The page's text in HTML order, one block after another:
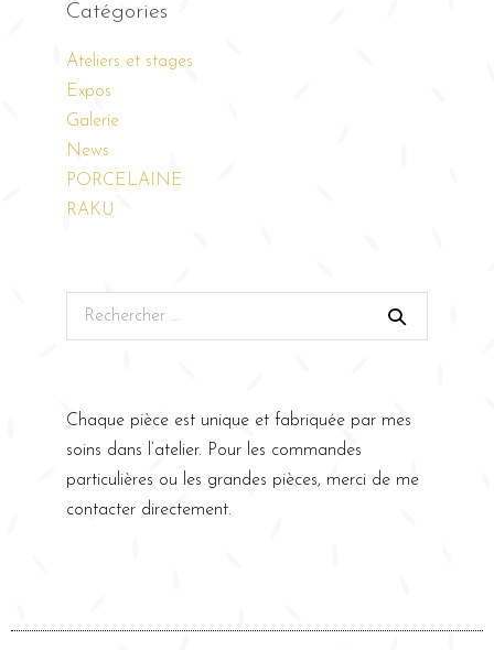
Catégories
Ateliers et stages
Expos
Galerie
News
PORCELAINE
RAKU
Chaque pièce est unique et fabriquée par mes
soins dans l’atelier. Pour les commandes
particulières ou les grandes pièces, merci de me
contacter directement.